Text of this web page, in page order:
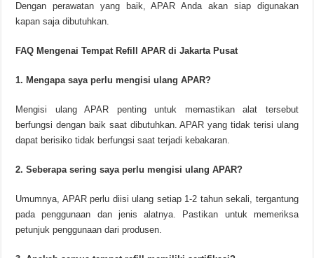
Dengan perawatan yang baik, APAR Anda akan siap digunakan
kapan saja dibutuhkan.
FAQ Mengenai Tempat Refill APAR di Jakarta Pusat
1. Mengapa saya perlu mengisi ulang APAR?
Mengisi ulang APAR penting untuk memastikan alat tersebut
berfungsi dengan baik saat dibutuhkan. APAR yang tidak terisi ulang
dapat berisiko tidak berfungsi saat terjadi kebakaran.
2. Seberapa sering saya perlu mengisi ulang APAR?
Umumnya, APAR perlu diisi ulang setiap 1-2 tahun sekali, tergantung
pada penggunaan dan jenis alatnya. Pastikan untuk memeriksa
petunjuk penggunaan dari produsen.